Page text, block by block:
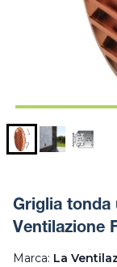
Griglia tonda
Ventilazione
Marca: La